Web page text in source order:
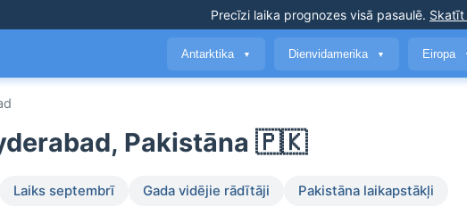
Precīzi laika prognozes visā pasaulē. Skatīt
Antarktika ▼ Dienvidamerika ▼ Eiropa
Pakistāna 🇵🇰
Laiks septembrī Gada vidējie rādītāji Pakistāna laikapstākļi